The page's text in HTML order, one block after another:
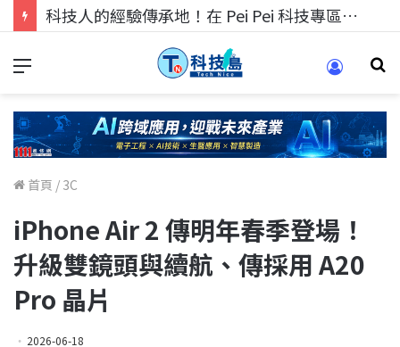
科技人找工作，就到TECH+ 科技專區!
首頁 / 3C
iPhone Air 2 傳明年春季登場！
升級雙鏡頭與續航、傳採用 A20
Pro 晶片
2026-06-18